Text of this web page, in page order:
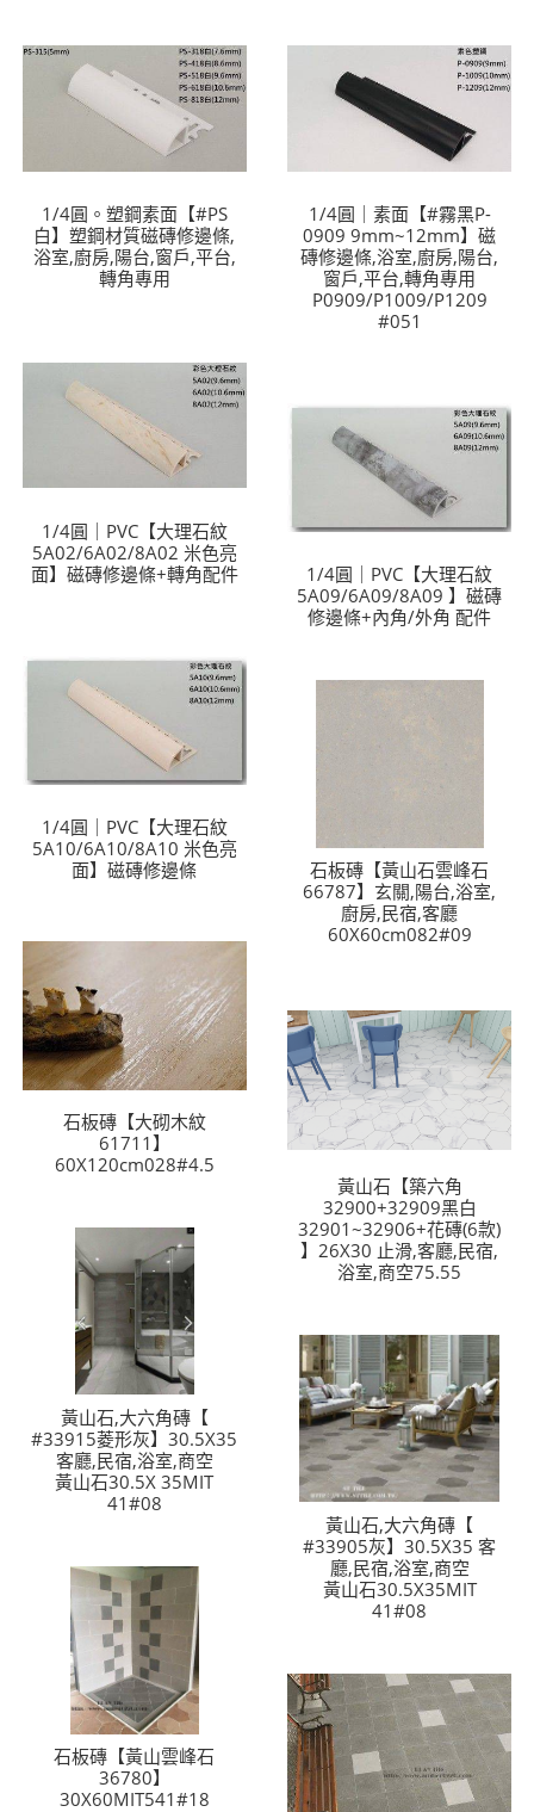
1/4圓。塑鋼素面【#PS
白】塑鋼材質磁磚修邊條,
浴室,廚房,陽台,窗戶,平台,
轉角專用
1/4圓｜素面【#霧黑P-
0909 9mm~12mm】磁
磚修邊條,浴室,廚房,陽台,
窗戶,平台,轉角專用
P0909/P1009/P1209
#051
1/4圓｜PVC【大理石紋
5A02/6A02/8A02 米色亮
面】磁磚修邊條+轉角配件
1/4圓｜PVC【大理石紋
5A09/6A09/8A09 】磁磚
修邊條+內角/外角 配件
1/4圓｜PVC【大理石紋
5A10/6A10/8A10 米色亮
面】磁磚修邊條
石板磚【黃山石雲峰石
66787】玄關,陽台,浴室,
廚房,民宿,客廳
60X60cm082#09
石板磚【大砌木紋
61711】
60X120cm028#4.5
黃山石【築六角
32900+32909黑白
32901~32906+花磚(6款)
】26X30 止滑,客廳,民宿,
浴室,商空75.55
黃山石,大六角磚【
#33915菱形灰】30.5X35
客廳,民宿,浴室,商空
黃山石30.5X 35MIT
41#08
黃山石,大六角磚【
#33905灰】30.5X35 客
廳,民宿,浴室,商空
黃山石30.5X35MIT
41#08
石板磚【黃山雲峰石
36780】
30X60MIT541#18